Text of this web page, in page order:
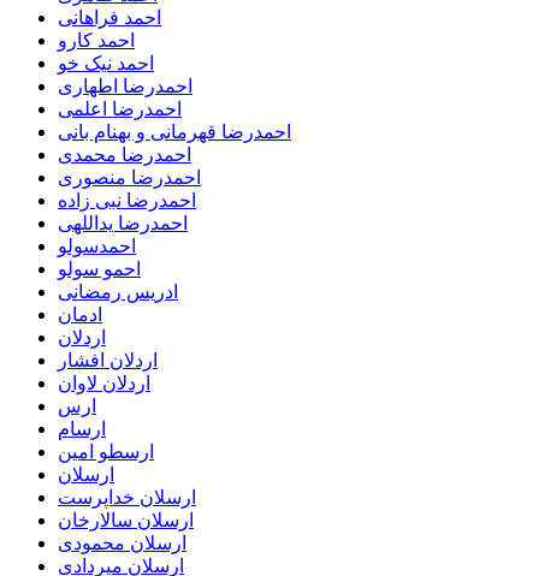
احمد فراهانی
احمد کارو
احمد نیک خو
احمدرضا اطهاری
احمدرضا اعلمی
احمدرضا قهرمانی و بهنام بانی
احمدرضا محمدی
احمدرضا منصوری
احمدرضا نبی زاده
احمدرضا یداللهی
احمدسولو
احمو سولو
ادریس رمضانی
ادمان
اردلان
اردلان افشار
اردلان لاوان
ارس
ارسام
ارسطو امین
ارسلان
ارسلان خداپرست
ارسلان سالارخان
ارسلان محمودی
ارسلان میردادی